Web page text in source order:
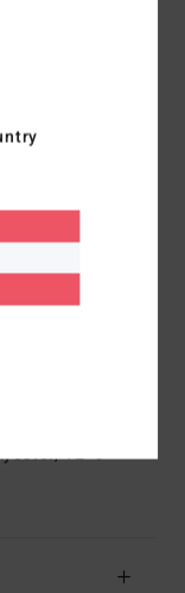
Way-Stretch aus
PET-
12 %